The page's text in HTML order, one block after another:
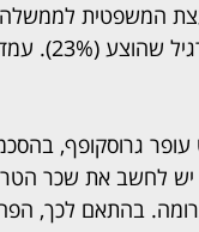
המשפטית לממשלה
השוברים,
עופר גרוסקופף,
לחשב את שכר
בהתאם לכך,